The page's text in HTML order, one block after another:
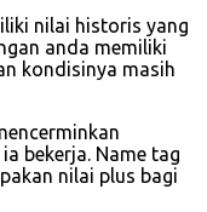
nilai historis yang
anda memiliki
kondisinya masih
bekerja. Name tag
nilai plus bagi